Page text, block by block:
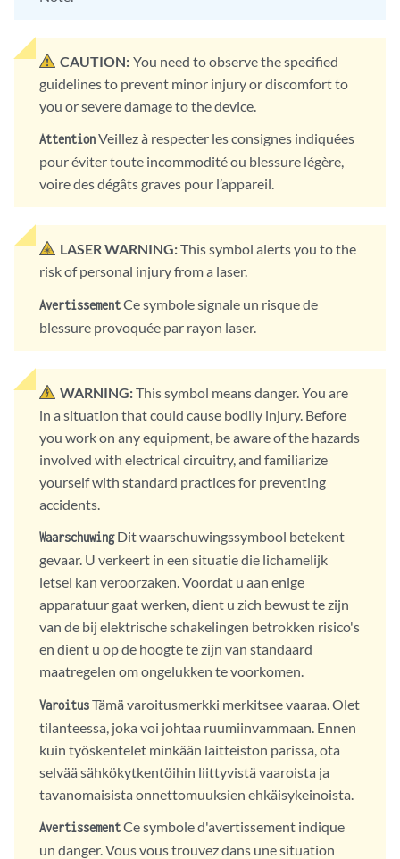
CAUTION: You need to observe the specified
guidelines to prevent minor injury or discomfort to
you or severe damage to the device.
AttentionVeillez à respecter les consignes indiquées
pour éviter toute incommodité ou blessure légère,
voire des dégâts graves pour l’appareil.
LASER WARNING:This symbol alerts you to the
risk of personal injury from a laser.
AvertissementCe symbole signale un risque de
blessure provoquée par rayon laser.
WARNING:This symbol means danger. You are
in a situation that could cause bodily injury. Before
you work on any equipment, be aware of the hazards
involved with electrical circuitry, and familiarize
yourself with standard practices for preventing
accidents.
WaarschuwingDit waarschuwingssymbool betekent
gevaar. U verkeert in een situatie die lichamelijk
letsel kan veroorzaken. Voordat u aan enige
apparatuur gaat werken, dient u zich bewust te zijn
van de bij elektrische schakelingen betrokken risico's
en dient u op de hoogte te zijn van standaard
maatregelen om ongelukken te voorkomen.
VaroitusTämä varoitusmerkki merkitsee vaaraa. Olet
tilanteessa, joka voi johtaa ruumiinvammaan. Ennen
kuin työskentelet minkään laitteiston parissa, ota
selvää sähkökytkentöihin liittyvistä vaaroista ja
tavanomaisista onnettomuuksien ehkäisykeinoista.
AvertissementCe symbole d'avertissement indique
un danger. Vous vous trouvez dans une situation